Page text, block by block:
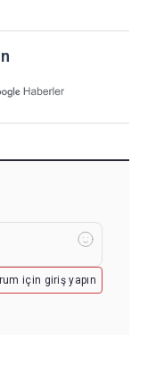
için giriş yapın